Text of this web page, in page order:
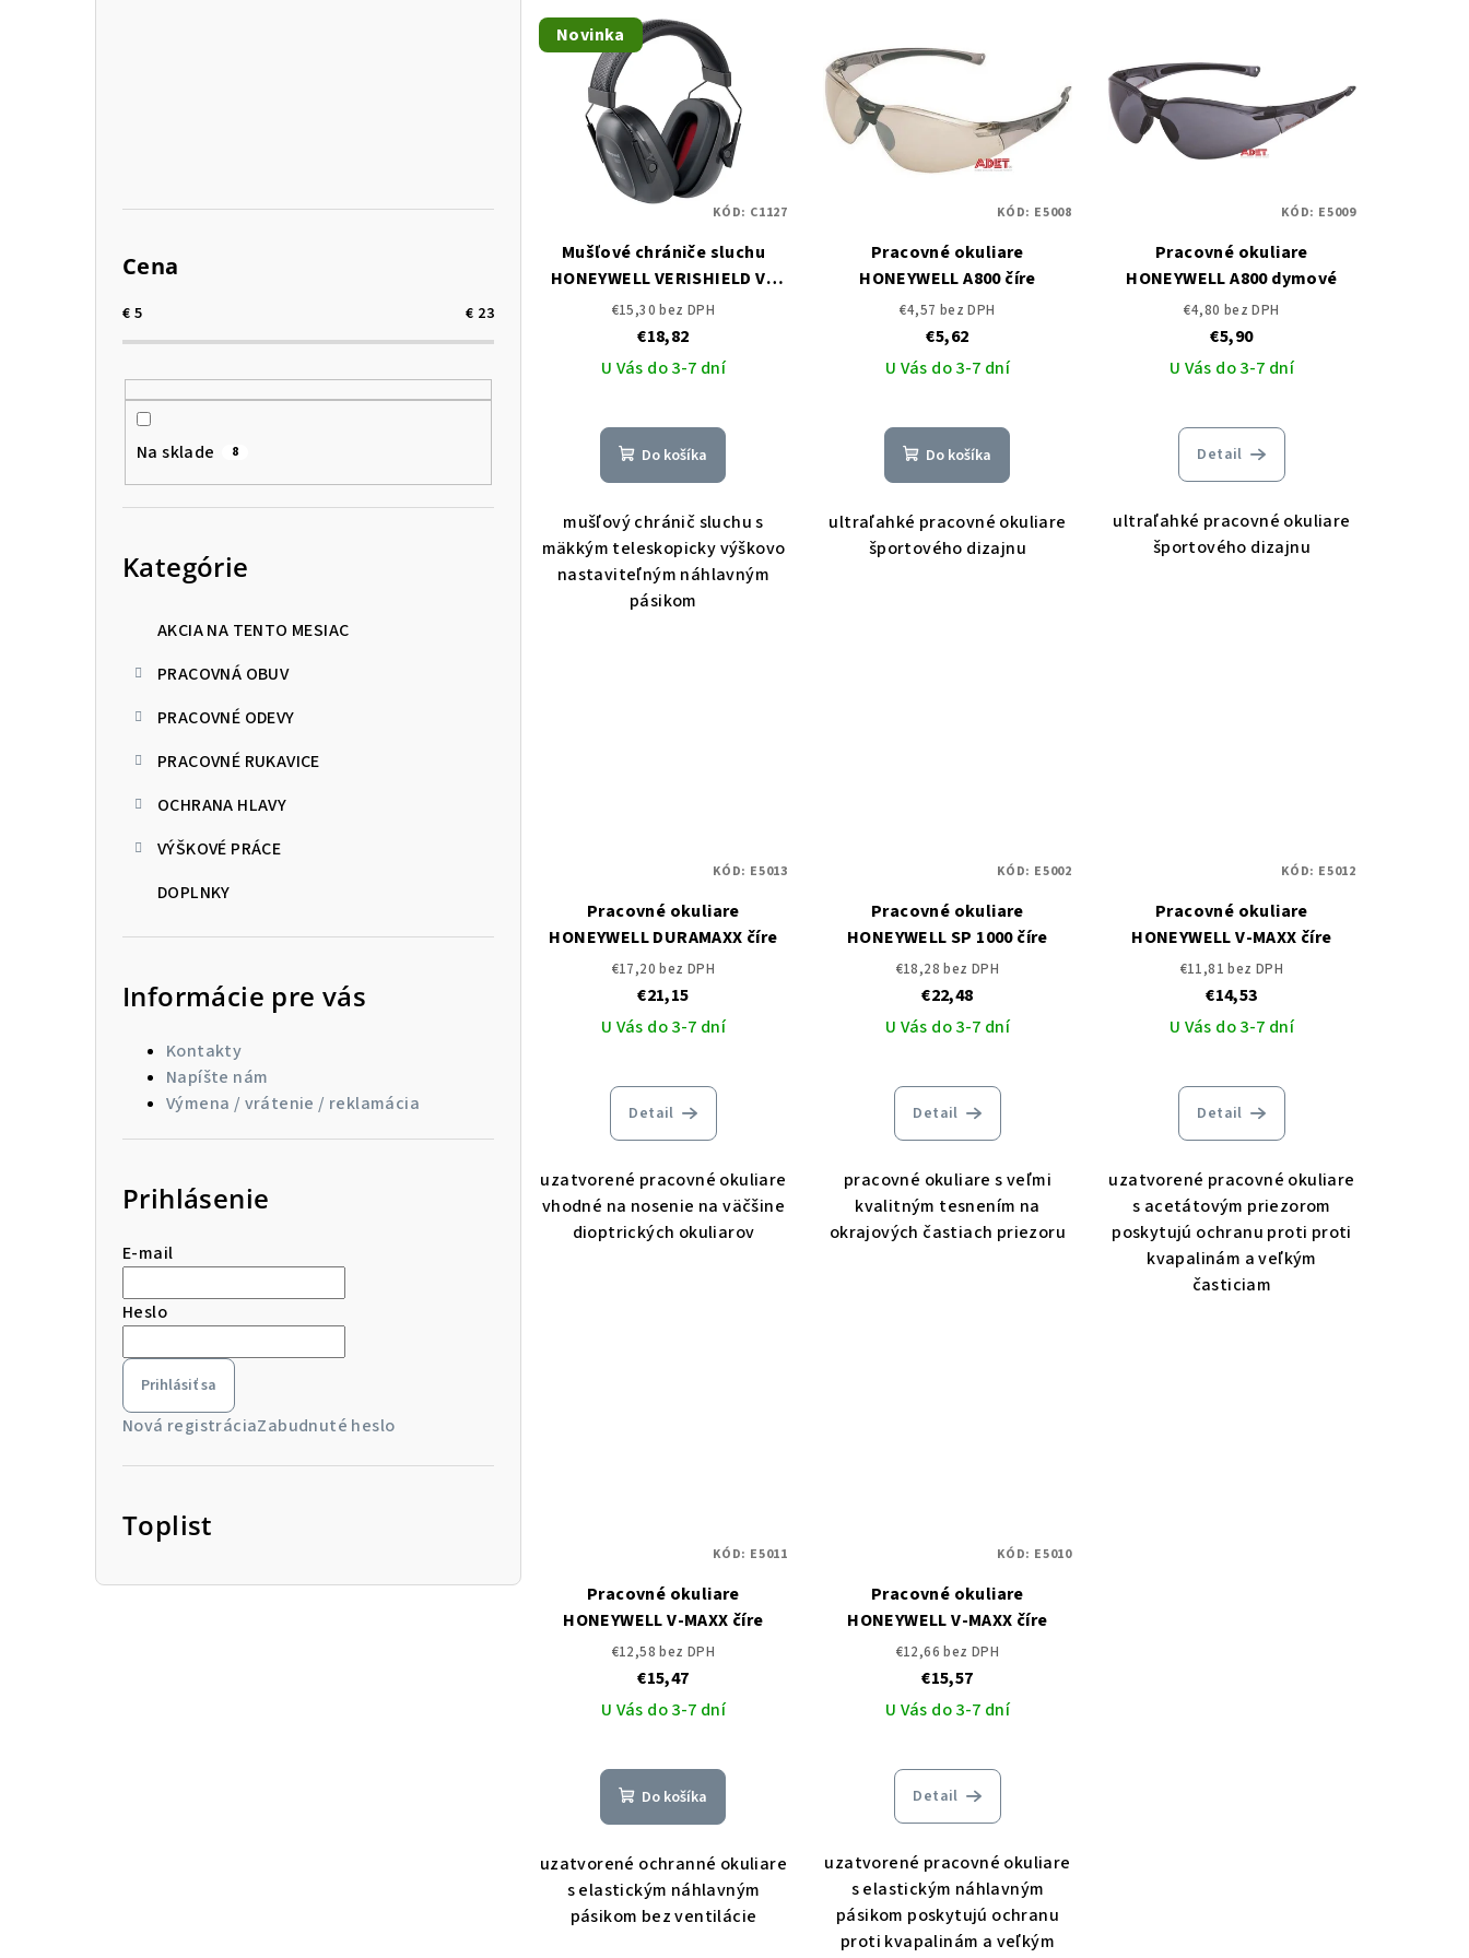
Cena
€ 5 € 23
Na sklade 8
Kategórie
AKCIA NA TENTO MESIAC
PRACOVNÁ OBUV
PRACOVNÉ ODEVY
PRACOVNÉ RUKAVICE
OCHRANA HLAVY
VÝŠKOVÉ PRÁCE
DOPLNKY
Informácie pre vás
Kontakty
Napíšte nám
Výmena / vrátenie / reklamácia
Prihlásenie
E-mail
Heslo
Prihlásiť sa
Nová registráciaZabudnuté heslo
Toplist
e
o
V
ý
r
v
Novinka
Mušľové chrániče sluchu
HONEYWELL VERISHIELD VS
110
€15,30 bez DPH
€18,82
U Vás do 3-7 dní
Do košíka
mušľový chránič sluchu s
mäkkým teleskopicky výškovo
nastaviteľným náhlavným
pásikom
KÓD: C1127
Pracovné okuliare
HONEYWELL A800 číre
€4,57 bez DPH
€5,62
U Vás do 3-7 dní
Do košíka
ultraľahké pracovné okuliare
športového dizajnu
KÓD: E5008
Pracovné okuliare
HONEYWELL A800 dymové
€4,80 bez DPH
€5,90
U Vás do 3-7 dní
Detail
ultraľahké pracovné okuliare
športového dizajnu
KÓD: E5009
Pracovné okuliare
HONEYWELL DURAMAXX číre
€17,20 bez DPH
€21,15
U Vás do 3-7 dní
Detail
uzatvorené pracovné okuliare
vhodné na nosenie na väčšine
dioptrických okuliarov
KÓD: E5013
Pracovné okuliare
HONEYWELL SP 1000 číre
€18,28 bez DPH
€22,48
U Vás do 3-7 dní
Detail
pracovné okuliare s veľmi
kvalitným tesnením na
okrajových častiach priezoru
KÓD: E5002
Pracovné okuliare
HONEYWELL V-MAXX číre
€11,81 bez DPH
€14,53
U Vás do 3-7 dní
Detail
uzatvorené pracovné okuliare
s acetátovým priezorom
poskytujú ochranu proti proti
kvapalinám a veľkým
časticiam
KÓD: E5012
Pracovné okuliare
HONEYWELL V-MAXX číre
€12,58 bez DPH
€15,47
U Vás do 3-7 dní
Do košíka
uzatvorené ochranné okuliare
s elastickým náhlavným
pásikom bez ventilácie
KÓD: E5011
Pracovné okuliare
HONEYWELL V-MAXX číre
€12,66 bez DPH
€15,57
U Vás do 3-7 dní
Detail
uzatvorené pracovné okuliare
s elastickým náhlavným
pásikom poskytujú ochranu
proti kvapalinám a veľkým
KÓD: E5010